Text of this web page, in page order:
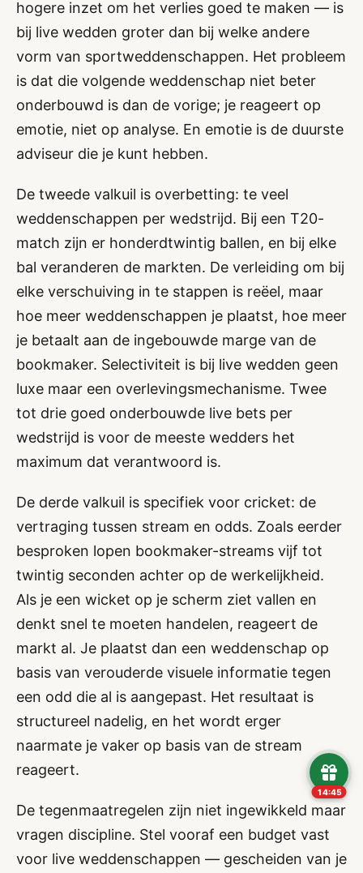
hogere inzet om het verlies goed te maken — is
bij live wedden groter dan bij welke andere
vorm van sportweddenschappen. Het probleem
is dat die volgende weddenschap niet beter
onderbouwd is dan de vorige; je reageert op
emotie, niet op analyse. En emotie is de duurste
adviseur die je kunt hebben.
De tweede valkuil is overbetting: te veel
weddenschappen per wedstrijd. Bij een T20-
match zijn er honderdtwintig ballen, en bij elke
bal veranderen de markten. De verleiding om bij
elke verschuiving in te stappen is reëel, maar
hoe meer weddenschappen je plaatst, hoe meer
je betaalt aan de ingebouwde marge van de
bookmaker. Selectiviteit is bij live wedden geen
luxe maar een overlevingsmechanisme. Twee
tot drie goed onderbouwde live bets per
wedstrijd is voor de meeste wedders het
maximum dat verantwoord is.
De derde valkuil is specifiek voor cricket: de
vertraging tussen stream en odds. Zoals eerder
besproken lopen bookmaker-streams vijf tot
twintig seconden achter op de werkelijkheid.
Als je een wicket op je scherm ziet vallen en
denkt snel te moeten handelen, reageert de
markt al. Je plaatst dan een weddenschap op
basis van verouderde visuele informatie tegen
een odd die al is aangepast. Het resultaat is
structureel nadelig, en het wordt erger
naarmate je vaker op basis van de stream
reageert.
De tegenmaatregelen zijn niet ingewikkeld maar
vragen discipline. Stel vooraf een budget vast
voor live weddenschappen — gescheiden van je
14:43